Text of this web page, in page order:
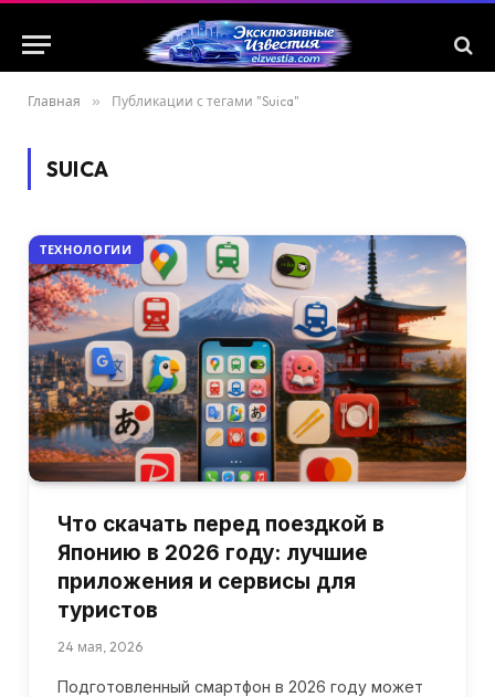
Главная » Публикации с тегами "Suica"
SUICA
ТЕХНОЛОГИИ
Что скачать перед поездкой в
Японию в 2026 году: лучшие
приложения и сервисы для
туристов
24 мая, 2026
Подготовленный смартфон в 2026 году может